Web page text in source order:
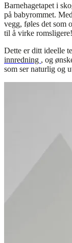
Barnehagetapet i
på babyrommet.
vegg, føles det som
til å virke romsligere!
Dette er ditt ideelle
innredning , og
som ser naturlig og